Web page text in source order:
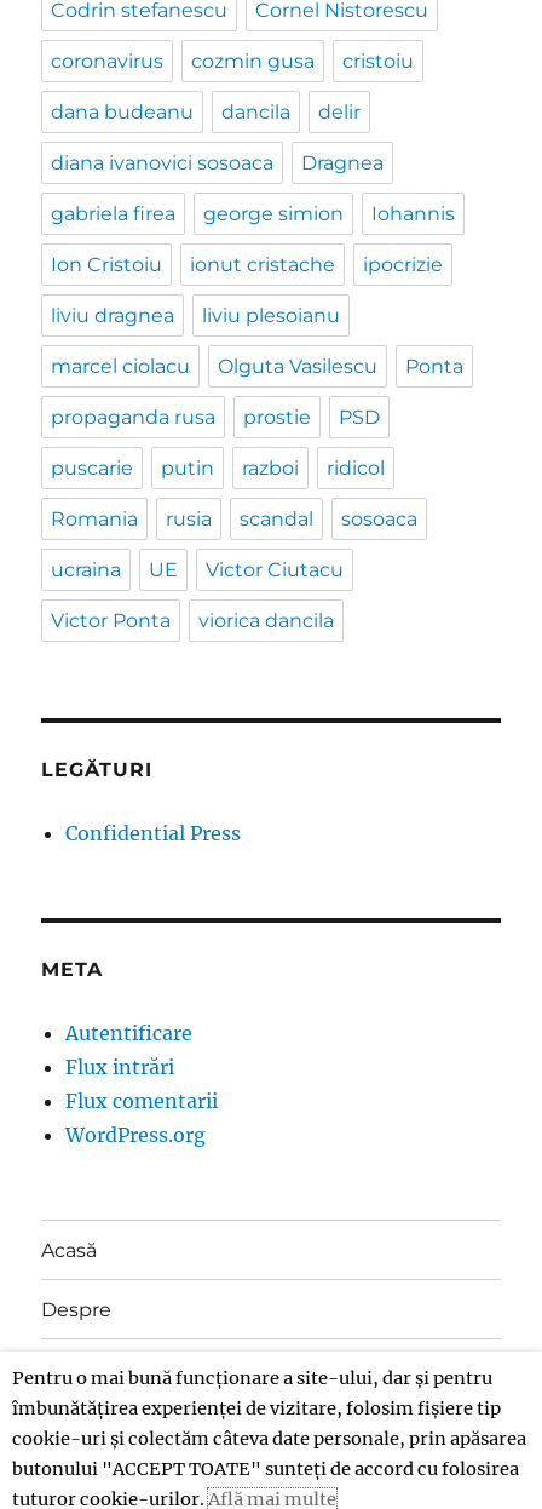
Codrin stefanescu Cornel Nistorescu
coronavirus cozmin gusa cristoiu
dana budeanu dancila delir
diana ivanovici sosoaca Dragnea
gabriela firea george simion Iohannis
Ion Cristoiu ionut cristache ipocrizie
liviu dragnea liviu plesoianu
marcel ciolacu Olguta Vasilescu Ponta
propaganda rusa prostie PSD
puscarie putin razboi ridicol
Romania rusia scandal sosoaca
ucraina UE Victor Ciutacu
Victor Ponta viorica dancila
LEGĂTURI
Confidential Press
META
Autentificare
Flux intrări
Flux comentarii
WordPress.org
Acasă
Despre
Contact
Donații
Pentru o mai bună funcționare a site-ului, dar și pentru
îmbunătățirea experienței de vizitare, folosim fișiere tip
cookie-uri și colectăm câteva date personale, prin apăsarea
butonului "ACCEPT TOATE" sunteți de accord cu folosirea
tuturor cookie-urilor.Află mai multe